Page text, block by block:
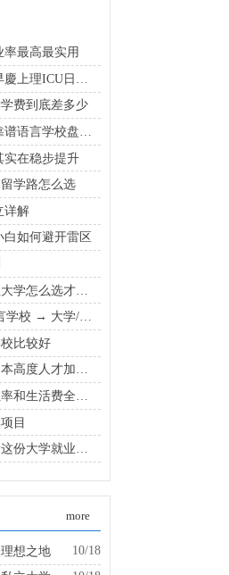
最高最实用
费到底差多少
实在稳步提升
学路怎么选
详解
白如何避开雷区
日本留学第一步：关于“语言学校 → 大学/大学院”的升学路线
比较好
这些学校被踢出！2025年日本高度人才加分校名单新变化
目
留学日本后想找好工作？看这份大学就业实力排名更靠谱
more
想之地
10/18